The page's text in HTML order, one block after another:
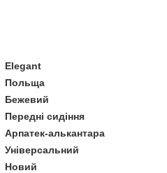
Elegant
Польща
Бежевий
Передні сидіння
Арпатек-алькантара
Універсальний
Новий